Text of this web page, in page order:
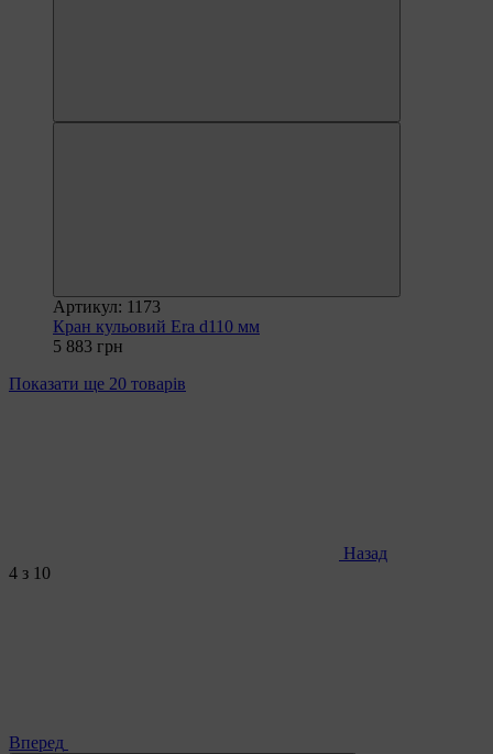
Артикул: 1173
Кран кульовий Era d110 мм
5 883 грн
Показати ще 20 товарів
Назад
4 з 10
Вперед